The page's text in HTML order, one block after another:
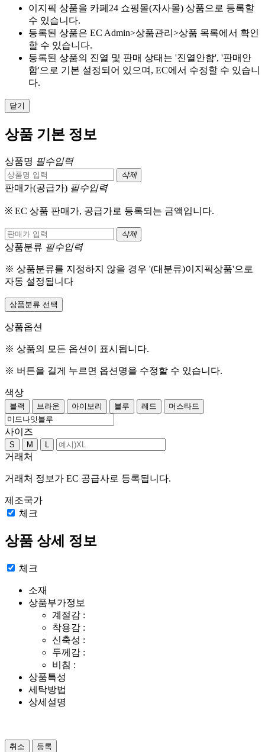
이지픽 상품을 카페24 쇼핑몰(자사몰) 상품으로 등록할
수 있습니다.
등록된 상품은 EC Admin>상품관리>상품 목록에서 확인
할 수 있습니다.
등록된 상품의 진열 및 판매 상태는 '진열안함', '판매안
함'으로 기본 설정되어 있으며, EC에서 수정할 수 있습니
다.
닫기
상품 기본 정보
상품명 필수입력
삭제
판매가(공급가) 필수입력
※ EC 상품 판매가, 공급가로 등록되는 금액입니다.
삭제
상품분류 필수입력
※ 상품분류를 지정하지 않을 경우 '(대분류)이지픽상품'으로
자동 설정됩니다
상품분류 선택
상품옵션
※ 상품의 모든 옵션이 표시됩니다.
※ 버튼을 길게 누르면 옵션명을 수정할 수 있습니다.
색상
블랙 브라운 아이보리 블루 레드 머스타드
사이즈
S M L
거래처
거래처 정보가 EC 공급사로 등록됩니다.
제조국가
체크
상품 상세 정보
체크
소재
상품부가정보
계절감 :
착용감 :
신축성 :
두께감 :
비침 :
상품특성
세탁방법
상세설명
취소 등록